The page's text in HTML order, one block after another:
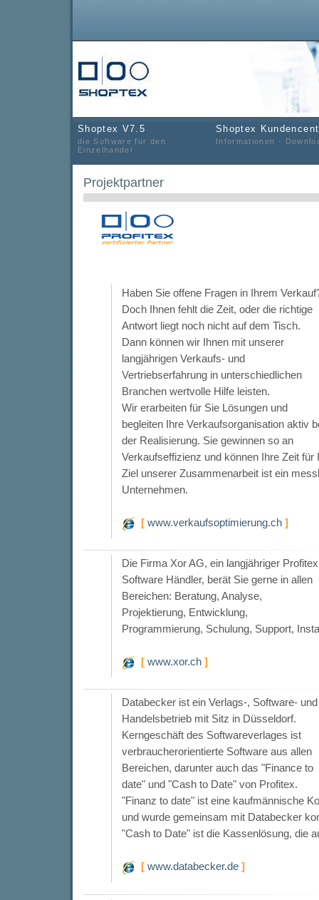
Shoptex V7.5
die Software für den
Einzelhandel
Shoptex
Informationen -
Projektpartner
Haben Sie offene Fragen in Ihrem
Doch Ihnen fehlt die Zeit, oder die richtige
Antwort liegt noch nicht auf dem Tisch.
Dann können wir Ihnen mit unserer
langjährigen Verkaufs- und
Vertriebserfahrung in unterschiedlichen
Branchen wertvolle Hilfe leisten.
Wir erarbeiten für Sie Lösungen und
begleiten Ihre Verkaufsorganisation aktiv
der Realisierung. Sie gewinnen so an
Verkaufseffizienz und können Ihre Zeit
Ziel unserer Zusammenarbeit ist ein
Unternehmen.
[ www.verkaufsoptimierung.ch ]
Die Firma Xor AG, ein langjähriger Profitex
Software Händler, berät Sie gerne in allen
Bereichen: Beratung, Analyse,
Projektierung, Entwicklung,
Programmierung, Schulung, Support,
[ www.xor.ch ]
Databecker ist ein Verlags-, Software- und
Handelsbetrieb mit Sitz in Düsseldorf.
Kerngeschäft des Softwareverlages ist
verbraucherorientierte Software aus allen
Bereichen, darunter auch das "Finance to
date" und "Cash to Date" von Profitex.
"Finanz to date" ist eine kaufmännische
und wurde gemeinsam mit Databecker
"Cash to Date" ist die Kassenlösung, die
[ www.databecker.de ]